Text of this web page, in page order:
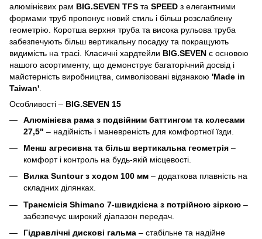
алюмінієвих рам BIG.SEVEN TFS та SPEED з елегантними
формами труб пропонує новий стиль і більш розслаблену
геометрію. Коротша верхня труба та висока рульова труба
забезпечують більш вертикальну посадку та покращують
видимість на трасі. Класичні хардтейли BIG.SEVEN є основою
нашого асортименту, що демонструє багаторічний досвід і
майстерність виробництва, символізовані відзнакою 'Made in
Taiwan'
Особливості – BIG.SEVEN 15
Алюмінієва рама з подвійним баттингом та колесами
27,5" – надійність і маневреність для комфортної їзди.
Менш агресивна та більш вертикальна геометрія –
комфорт і контроль на будь-якій місцевості.
Вилка Suntour з ходом 100 мм – додаткова плавність на
складних ділянках.
Трансмісія Shimano 7-швидкісна з потрійною зіркою –
забезпечує широкий діапазон передач.
Гідравлічні дискові гальма – стабільне та надійне